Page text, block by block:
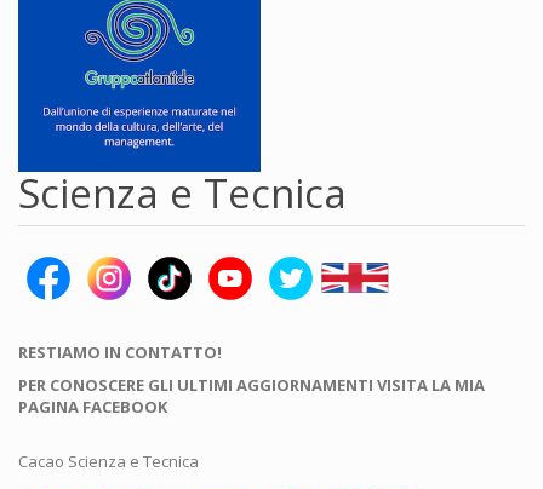
Scienza e Tecnica
RESTIAMO IN CONTATTO!
PER CONOSCERE GLI ULTIMI AGGIORNAMENTI VISITA LA MIA
PAGINA FACEBOOK
Cacao Scienza e Tecnica